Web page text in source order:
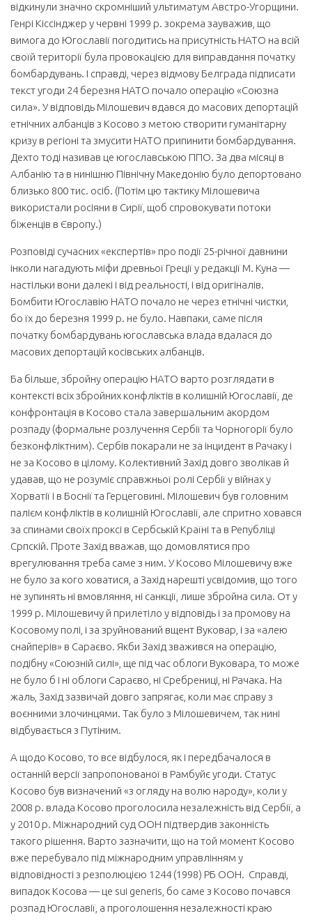
відкинули значно скромніший ультиматум Австро-Угорщини.
Генрі Кіссінджер у червні 1999 р. зокрема зауважив, що
вимога до Югославії погодитись на присутність НАТО на всій
своїй території була провокацією для виправдання початку
бомбардувань. І справді, через відмову Белграда підписати
текст угоди 24 березня НАТО почало операцію «Союзна
сила». У відповідь Мілошевич вдався до масових депортацій
етнічних албанців з Косово з метою створити гуманітарну
кризу в регіоні та змусити НАТО припинити бомбардування.
Дехто тоді називав це югославською ППО. За два місяці в
Албанію та в нинішню Північну Македонію було депортовано
близько 800 тис. осіб. (Потім цю тактику Мілошевича
використали росіяни в Сирії, щоб спровокувати потоки
біженців в Європу.)
Розповіді сучасних «експертів» про події 25-річної давнини
інколи нагадують міфи древньої Греції у редакції М. Куна —
настільки вони далекі і від реальності, і від оригіналів.
Бомбити Югославію НАТО почало не через етнічні чистки,
бо їх до березня 1999 р. не було. Навпаки, саме після
початку бомбардувань югославська влада вдалася до
масових депортацій косівських албанців.
Ба більше, збройну операцію НАТО варто розглядати в
контексті всіх збройних конфліктів в колишній Югославії, де
конфронтація в Косово стала завершальним акордом
розпаду (формальне розлучення Сербії та Чорногорії було
безконфліктним). Сербів покарали не за інцидент в Рачаку і
не за Косово в цілому. Колективний Захід довго зволікав й
удавав, що не розуміє справжньої ролі Сербії у війнах у
Хорватії і в Боснії та Герцеговині. Мілошевич був головним
палієм конфліктів в колишній Югославії, але спритно ховався
за спинами своїх проксі в Сербській Країні та в Републіці
Српскій. Проте Захід вважав, що домовлятися про
врегулювання треба саме з ним. У Косово Мілошевичу вже
не було за кого ховатися, а Захід нарешті усвідомив, що того
не зупинять ні вмовляння, ні санкції, лише збройна сила. От у
1999 р. Мілошевичу й прилетіло у відповідь і за промову на
Косовому полі, і за зруйнований вщент Вуковар, і за «алею
снайперів» в Сараєво. Якби Захід зважився на операцію,
подібну «Союзній силі», ще під час облоги Вуковара, то може
не було б і ні облоги Сараєво, ні Сребрениці, ні Рачака. На
жаль, Захід зазвичай довго запрягає, коли має справу з
воєнними злочинцями. Так було з Мілошевичем, так нині
відбувається з Путіним.
А щодо Косово, то все відбулося, як і передбачалося в
останній версії запропонованої в Рамбуйє угоди. Статус
Косово був визначений «з огляду на волю народу», коли у
2008 р. влада Косово проголосила незалежність від Сербії, а
у 2010 р. Міжнародний суд ООН підтвердив законність
такого рішення. Варто зазначити, що на той момент Косово
вже перебувало під міжнародним управлінням у
відповідності з резполюцією 1244 (1998) РБ ООН. Справді,
випадок Косова — це sui generis, бо саме з Косово почався
розпад Югославії, а проголошення незалежності краю